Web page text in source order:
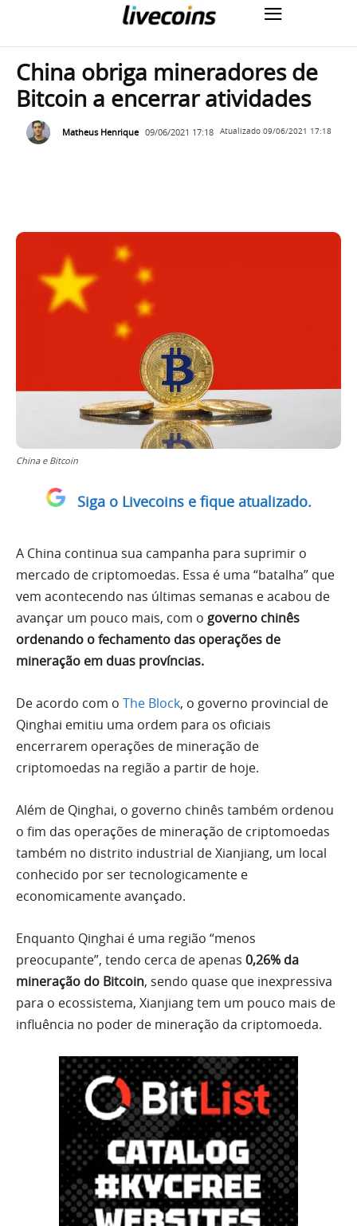
China obriga mineradores de
Bitcoin a encerrar atividades
Matheus Henrique 09/06/2021 17:18 Atualizado 09/06/2021 17:18
China e Bitcoin
Siga o Livecoins e fique atualizado.
A China continua sua campanha para suprimir o
mercado de criptomoedas. Essa é uma “batalha” que
vem acontecendo nas últimas semanas e acabou de
avançar um pouco mais, com o governo chinês
ordenando o fechamento das operações de
mineração em duas províncias.
De acordo com o The Block, o governo provincial de
Qinghai emitiu uma ordem para os oficiais
encerrarem operações de mineração de
criptomoedas na região a partir de hoje.
Além de Qinghai, o governo chinês também ordenou
o fim das operações de mineração de criptomoedas
também no distrito industrial de Xianjiang, um local
conhecido por ser tecnologicamente e
economicamente avançado.
Enquanto Qinghai é uma região “menos
preocupante”, tendo cerca de apenas 0,26% da
mineração do Bitcoin, sendo quase que inexpressiva
para o ecossistema, Xianjiang tem um pouco mais de
influência no poder de mineração da criptomoeda.